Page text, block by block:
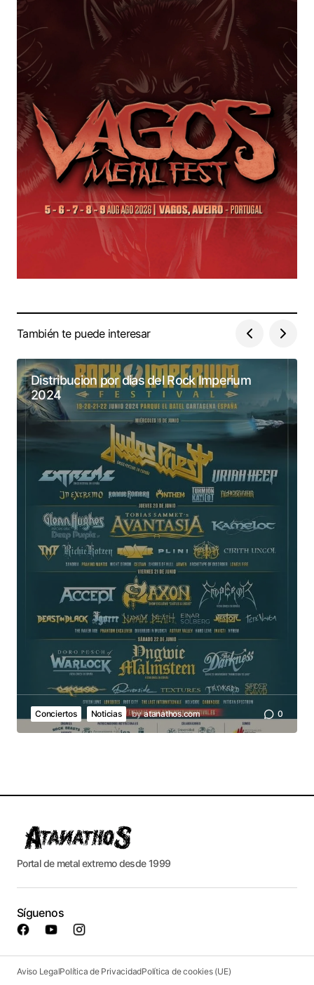
También te puede interesar
Distribucion por dias del Rock Imperium
2024
Conciertos Noticias byatanathos.com 0
Portal de metal extremo desde 1999
Síguenos
Aviso LegalPolítica de PrivacidadPolítica de cookies (UE)